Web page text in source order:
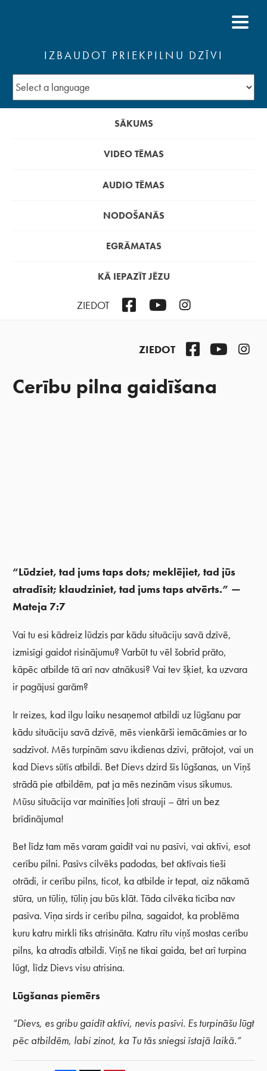
IZBAUDOT PRIEKPILNU DZĪVI
SĀKUMS
VIDEO TĒMAS
AUDIO TĒMAS
NODOŠANĀS
EGRĀMATAS
KĀ IEPAZĪT JĒZU
ZIEDOT FacebookYouTubeInstagram
ZIEDOT Facebook
Cerību pilna gaidīšana
“Lūdziet, tad jums taps dots; meklējiet, tad jūs
atradīsit; klaudziniet, tad jums taps atvērts.” —
Mateja 7:7
Vai tu esi kādreiz lūdzis par kādu situāciju savā dzīvē,
izmisīgi gaidot risinājumu? Varbūt tu vēl šobrīd prāto,
kāpēc atbilde tā arī nav atnākusi? Vai tev šķiet, ka uzvara
ir pagājusi garām?
Ir reizes, kad ilgu laiku nesaņemot atbildi uz lūgšanu par
kādu situāciju savā dzīvē, mēs vienkārši iemācāmies ar to
sadzīvot. Mēs turpinām savu ikdienas dzīvi, prātojot, vai un
kad Dievs sūtīs atbildi. Bet Dievs dzird šīs lūgšanas, un Viņš
strādā pie atbildēm, pat ja mēs nezinām visus sīkumus.
Mūsu situācija var mainīties ļoti strauji – ātri un bez
brīdinājuma!
Bet līdz tam mēs varam gaidīt vai nu pasīvi, vai aktīvi, esot
cerību pilni. Pasīvs cilvēks padodas, bet aktīvais tieši
otrādi, ir cerību pilns, ticot, ka atbilde ir tepat, aiz nākamā
stūra, un tūliņ, tūliņ jau būs klāt. Tāda cilvēka ticība nav
pasīva. Viņa sirds ir cerību pilna, sagaidot, ka problēma
kuru katru mirkli tiks atrisināta. Katru rītu viņš mostas cerību
pilns, ka atradīs atbildi. Viņš ne tikai gaida, bet arī turpina
lūgt, līdz Dievs visu atrisina.
Lūgšanas piemērs
“Dievs, es gribu gaidīt aktīvi, nevis pasīvi. Es turpināšu lūgt
pēc atbildēm, labi zinot, ka Tu tās sniegsi īstajā laikā.”